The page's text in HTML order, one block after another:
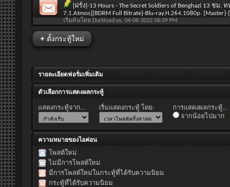
[ฝรั่ง]-13 Hours - The Secret Soldiers of Benghazi 13 ช
7.1.Atmos][BDRM Full Bitrate]-Blu-ray.H.264.1080p.
เริ่มต้นโดย Duckload.us, 04-06-2022 06:39 PM
+ ตั้งกระทู้ใหม่
รายละเอียดฟอรั่มเพิ่มเติม
ตัวเลือกการแสดงผลกระทู้
แสดงกระทู้จาก... เริ่มแสดงกระทู้ โดย:
การแสดงผลกระทู้...
จากน้อยไปมาก
ความหมายของไอค่อน
โพสต์ใหม่
ไม่มีการโพสต์ใหม่
มีการโพสต์ใหม่ในกระทู้ที่ได้รับความนิยม
กระทู้ที่ได้รับความนิยม